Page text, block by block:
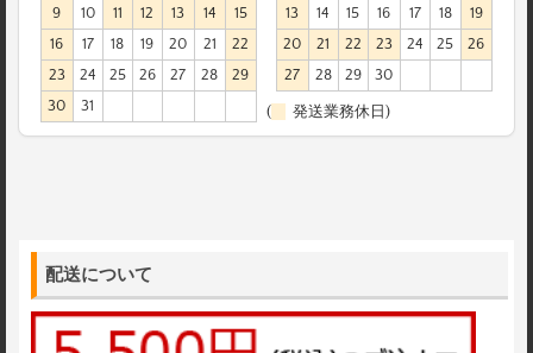
9
10 11 12 13 14
15
16
17 18 19 20 21
22
23
24 25 26 27 28
29
30
31
13
14 15 16 17 18
19
20
21 22 23 24 25
26
27
28 29 30
( 発送業務休日)
配送について